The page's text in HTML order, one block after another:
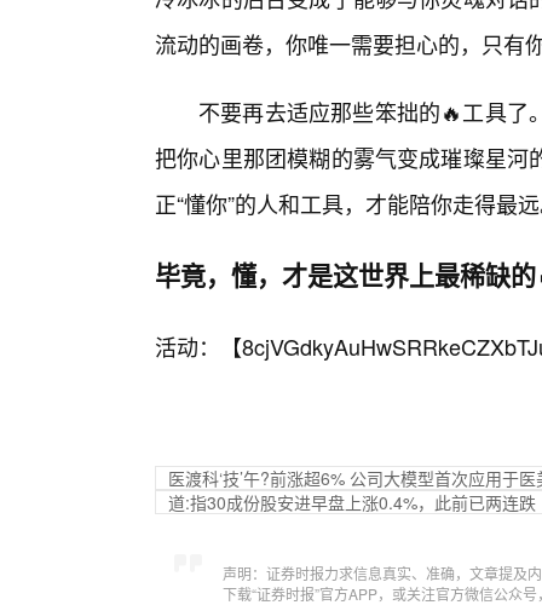
流动的画卷，你唯一需要担心的，只有
不要再去适应那些笨拙的🔥工具
把你心里那团模糊的雾气变成璀璨星
正“懂你”的人和工具，才能陪你走得最
毕竟，懂，才是这世界上最稀缺
活动：【
医渡科‘技’午?前涨超6% 公司大模型首次应用于
道:指30成份股安进早盘上涨0.4%，此前已两连跌
声明：证券时报力求信息真实、准确，文章提及
下载“证券时报”官方APP，或关注官方微信公众